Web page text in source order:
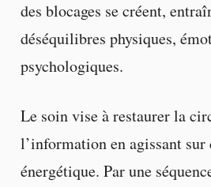
des blocages se créent,
déséquilibres physiques,
psychologiques.
Le soin vise à restaurer la
l’information en agissant sur
énergétique. Par une